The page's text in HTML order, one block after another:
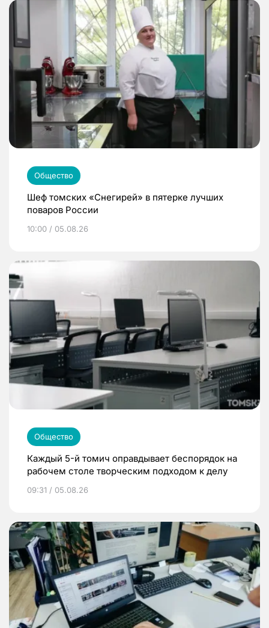
Общество
Шеф томских «Снегирей» в пятерке лучших
поваров России
10:00 / 05.08.26
Общество
Каждый 5-й томич оправдывает беспорядок на
рабочем столе творческим подходом к делу
09:31 / 05.08.26